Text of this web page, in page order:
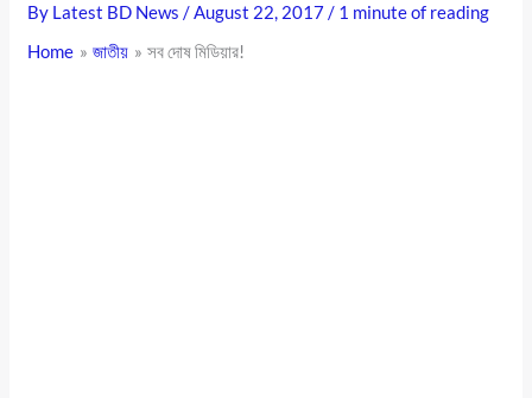
By Latest BD News/August 22, 2017/ 1 minute of reading
Home
জাতীয় সব দোষ মিডিয়ার!